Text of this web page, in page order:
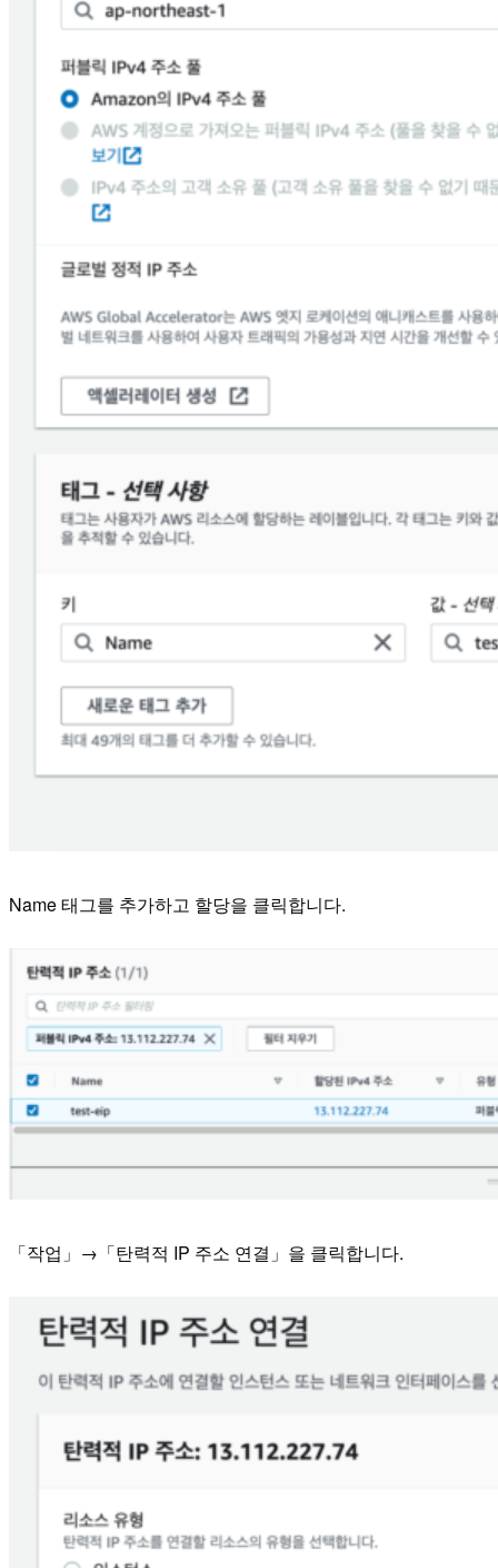
Name 태그를 추가하고 할당을 클릭합니다.
「작업」→「탄력적 IP 주소 연결」을 클릭합니다.